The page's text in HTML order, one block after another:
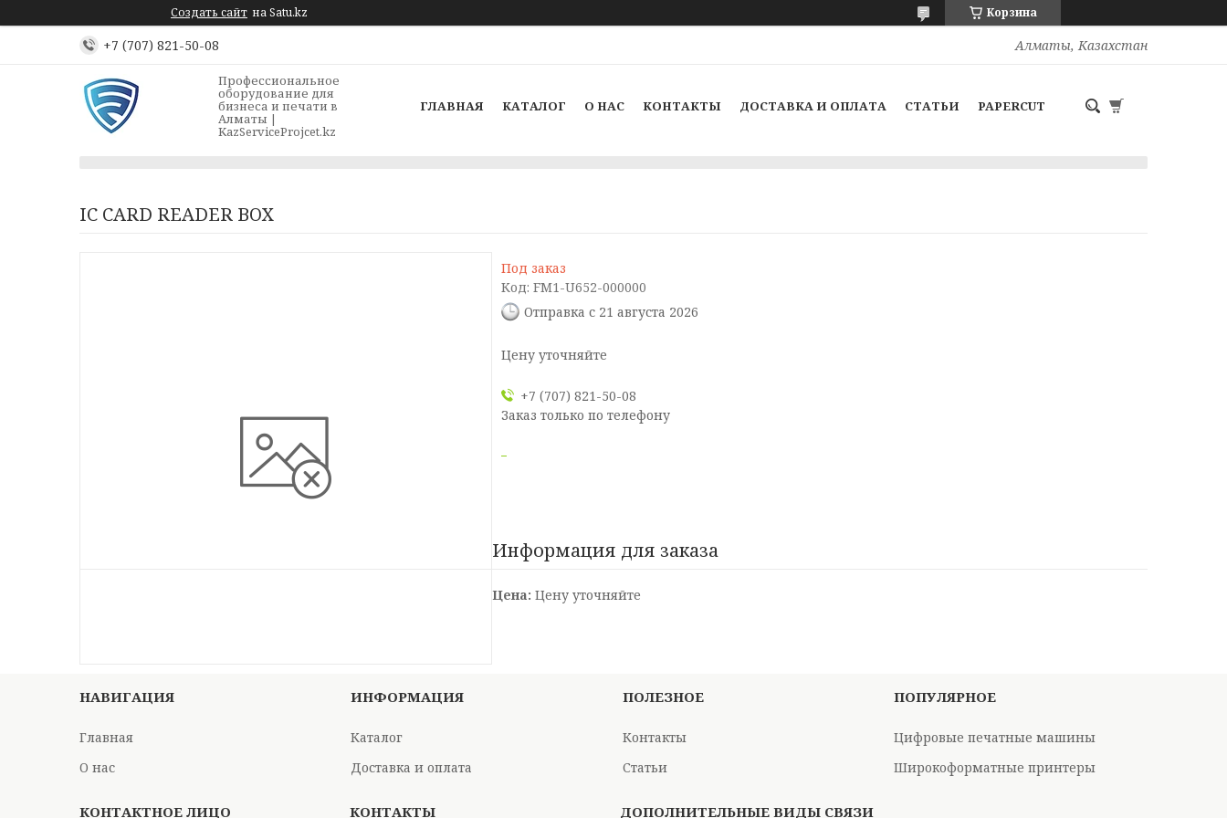
Создать сайт на Satu.kz Корзина
+7 (707) 821-50-08 Алматы, Казахстан
Профессиональное
оборудование для
бизнеса и печати в
Алматы |
KazServiceProjcet.kz
ГЛАВНАЯ КАТАЛОГ О НАС КОНТАКТЫ ДОСТАВКА И ОПЛАТА СТАТЬИ PAPERCUT
IC CARD READER BOX
Под заказ
Код: FM1-U652-000000
Отправка с 21 августа 2026
Цену уточняйте
+7 (707) 821-50-08
Заказ только по телефону
Информация для заказа
Цена: Цену уточняйте
НАВИГАЦИЯ
Главная
О нас
ИНФОРМАЦИЯ
Каталог
Доставка и оплата
ПОЛЕЗНОЕ
Контакты
Статьи
ПОПУЛЯРНОЕ
Цифровые печатные машины
Широкоформатные принтеры